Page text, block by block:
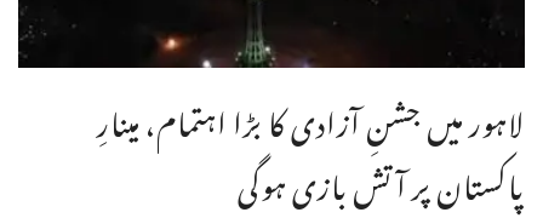
لاہور میں جشنِ آزادی کا بڑا اہتمام، مینارِ
پاکستان پر آتش بازی ہوگی